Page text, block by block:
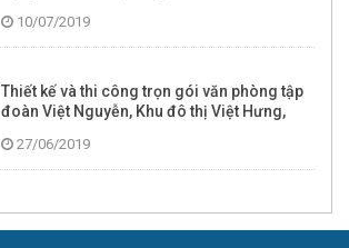
10/07/2019
Thiết kế và thi công trọn gói văn phòng tập
đoàn Việt Nguyễn, Khu đô thị Việt Hưng,
27/06/2019